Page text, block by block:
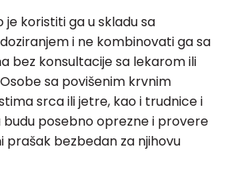
je koristiti ga u skladu sa
i ne kombinovati ga sa
bez konsultacije sa lekarom ili
sa povišenim krvnim
srca ili jetre, kao i trudnice i
budu posebno oprezne i provere
prašak bezbedan za njihovu